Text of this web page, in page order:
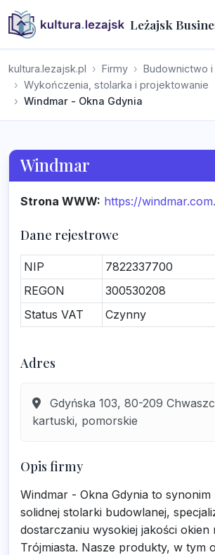
Leżajsk
kultura.lezajsk.pl Firmy
Budownictwo
Wykończenia, stolarka i projektowanie
Windmar - Okna Gdynia
Windmar
Strona WWW: https://
Dane rejestrowe
NIP
7822337700
REGON
300530208
Status VAT
Czynny
Adres
Gdyńska 103, 80-209
kartuski, pomorskie
Opis firmy
Windmar - Okna Gdynia to
solidnej stolarki budowlanej,
dostarczaniu wysokiej jakości okien
Trójmiasta. Nasze produkty, w tym